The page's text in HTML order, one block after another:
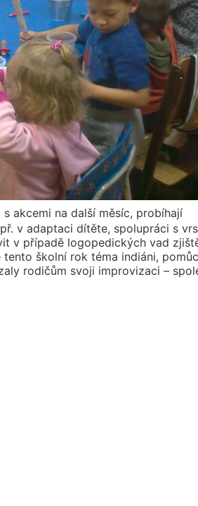
akcemi na další měsíc, probíhají
v adaptaci dítěte, spolupráci s
v případě logopedických vad
školní rok téma indiáni,
rodičům svoji improvizaci –